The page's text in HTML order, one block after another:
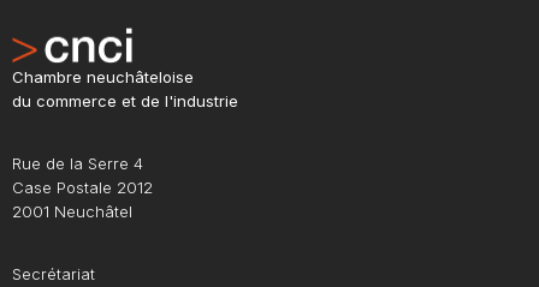
Chambre neuchâteloise
du commerce et de l'industrie
Rue de la Serre 4
Case Postale 2012
2001 Neuchâtel
Secrétariat